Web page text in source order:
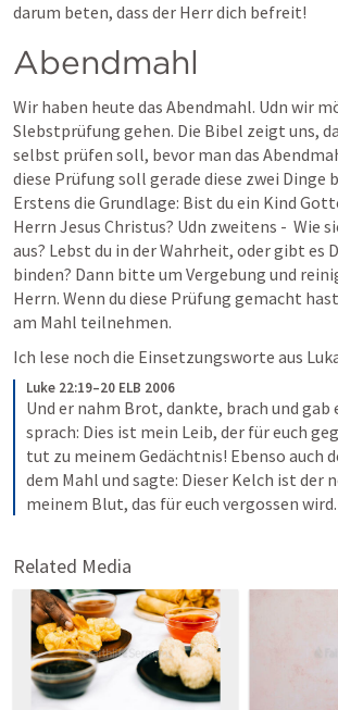
darum beten, dass der Herr dich befreit!
Abendmahl
Wir haben heute das Abendmahl. Udn wir
Slebstprüfung gehen. Die Bibel zeigt uns,
selbst prüfen soll, bevor man das
diese Prüfung soll gerade diese zwei Dinge
Erstens die Grundlage: Bist du ein Kind
Herrn Jesus Christus? Udn zweitens -  Wie
aus? Lebst du in der Wahrheit, oder gibt es
binden? Dann bitte um Vergebung und
Herrn. Wenn du diese Prüfung gemacht
am Mahl teilnehmen.
Ich lese noch die Einsetzungsworte aus
Luke 22:19–20 ELB 2006
Und er nahm Brot, dankte, brach und gab
sprach: Dies ist mein Leib, der für euch
tut zu meinem Gedächtnis! Ebenso auch
dem Mahl und sagte: Dieser Kelch ist der
meinem Blut, das für euch vergossen wird.
Related Media